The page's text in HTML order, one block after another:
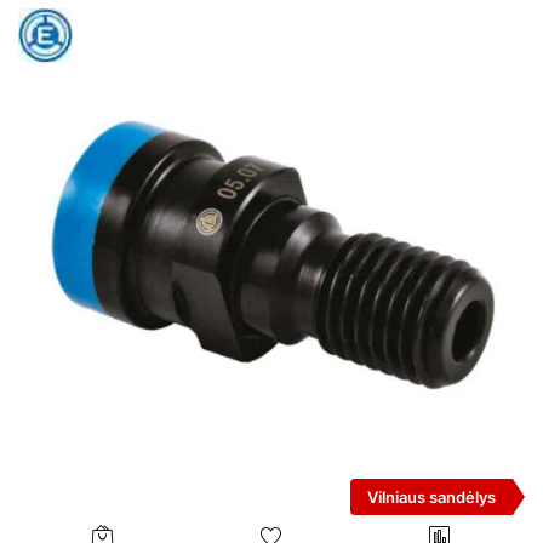
Vilniaus sandėlys